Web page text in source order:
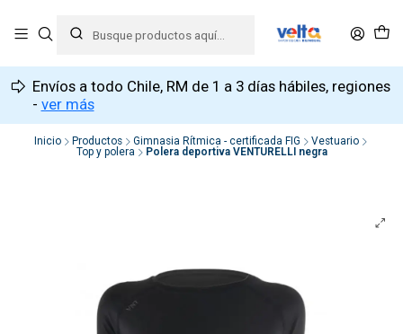
Envíos a todo Chile, RM de 1 a 3 días hábiles, regiones
- ver más
Inicio Productos Gimnasia Rítmica - certificada FIG
Vestuario
Top y polera
Polera deportiva VENTURELLI negra